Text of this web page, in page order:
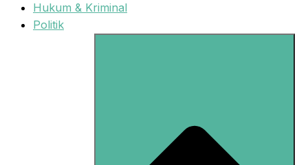
Hukum & Kriminal
Politik